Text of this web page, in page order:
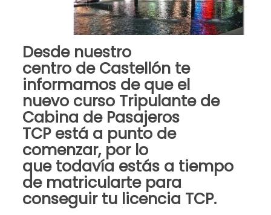
Desde nuestro
centro deCastellón te
informamos de que el
nuevo curso Tripulante de
Cabina de Pasajeros
TCPestá a punto de
comenzar, por lo
que todavía estás a tiempo
de matricularte para
conseguir tu licencia TCP.